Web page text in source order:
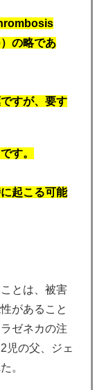
の略であ
すが、要す
す。
起こる可能
とは、被害
があること
ゼネカの注
児の父、ジェ
。